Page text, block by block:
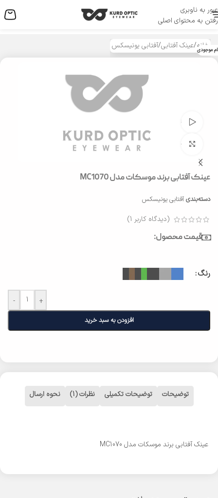
عبور به ناوبری
رفتن به محتوای اصلی
منو
خانه/عینک آفتابی/آفتابی یونیسکس موجودی
تماشای ویدئو
بزرگنمایی تصویر
عینک آفتابی برند موسکات مدل MC1070
دسته‌بندی آفتابی یونیسکس
(دیدگاه کاربر 1
)
قیمت محصول:
رنگ
- +
افزودن به سبد خرید
توضیحات توضیحات تکمیلی نظرات (1) نحوه ارسال
عینک آفتابی برند موسکات مدل MC1070